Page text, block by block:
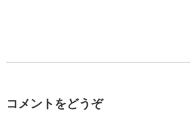
コメントをどうぞ